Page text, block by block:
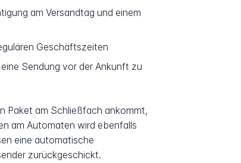
am Versandtag und einem
Geschäftszeiten
Sendung vor der Ankunft zu
Paket am Schließfach ankommt,
am Automaten wird ebenfalls
eine automatische
zurückgeschickt.